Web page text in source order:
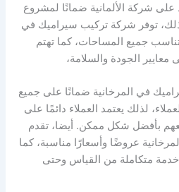
على شركة الألمانية ضمانًا لمشروع
ذلك، توفر شركة تركيب سيراميك في
جميع المساحات، كما تهتم
معايير الجودة والسلامة،
في المرخانية ضمانًا على جميع
لذلك يعتمد العملاء دائمًا على
بأفضل شكل ممكن. أيضا، تقدم
عروضًا وأسعارًا مناسبة، كما
متكاملة من القياس وحتى